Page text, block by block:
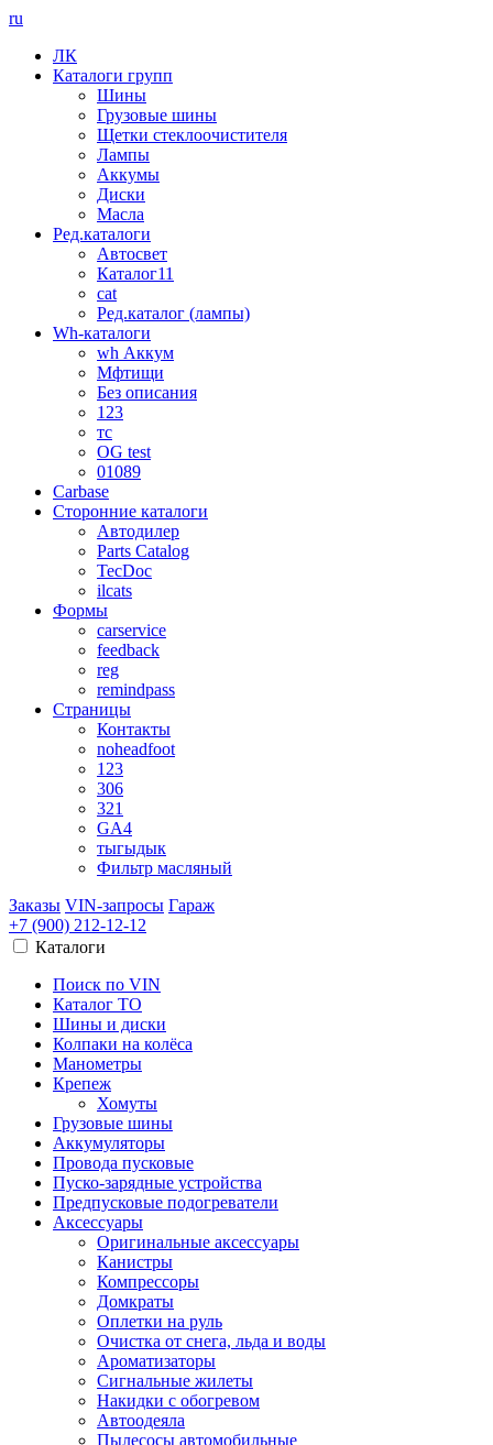
ru
ЛК
Каталоги групп
Шины
Грузовые шины
Щетки стеклоочистителя
Лампы
Аккумы
Диски
Масла
Ред.каталоги
Автосвет
Каталог11
cat
Ред.каталог (лампы)
Wh-каталоги
wh Аккум
Мфтищи
Без описания
123
тс
OG test
01089
Carbase
Сторонние каталоги
Автодилер
Parts Catalog
TecDoc
ilcats
Формы
carservice
feedback
reg
remindpass
Страницы
Контакты
noheadfoot
123
306
321
GA4
тыгыдык
Фильтр масляный
Заказы VIN-запросы Гараж
+7 (900) 212-12-12
Каталоги
Поиск по VIN
Каталог ТО
Шины и диски
Колпаки на колёса
Манометры
Крепеж
Хомуты
Грузовые шины
Аккумуляторы
Провода пусковые
Пуско-зарядные устройства
Предпусковые подогреватели
Аксессуары
Оригинальные аксессуары
Канистры
Компрессоры
Домкраты
Оплетки на руль
Очистка от снега, льда и воды
Ароматизаторы
Сигнальные жилеты
Накидки с обогревом
Автоодеяла
Пылесосы автомобильные